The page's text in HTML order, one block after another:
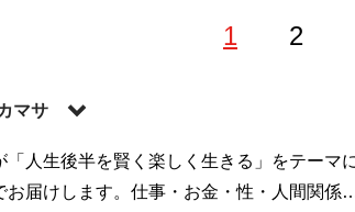
1 2
マサ
、サブカルなど幅広いジャンルを扱うフリ
一般男女のスカッと話やトンデモエピソー
「人生後半を賢く楽しく生きる」をテーマ
お届けします。仕事・お金・性・人間関